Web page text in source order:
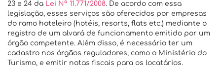
23 e 24 da Lei Nº 11.771/2008. De acordo com essa
legislação, esses serviços são oferecidos por empresas
do ramo hoteleiro (hotéis, resorts, flats etc.) mediante o
registro de um alvará de funcionamento emitido por um
órgão competente. Além disso, é necessário ter um
cadastro nos órgãos reguladores, como o Ministério do
Turismo, e emitir notas fiscais para os locatários.